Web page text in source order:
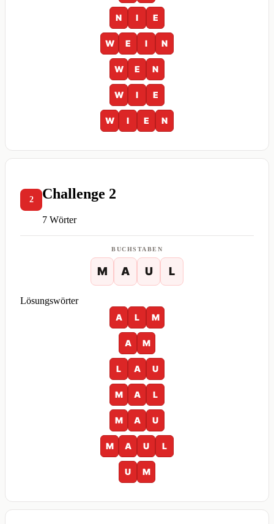
N I E
W E I N
W E N
W I E
W I E N
2 Challenge 2
7 Wörter
BUCHSTABEN
M A U L
Lösungswörter
A
L M
A M
L A U
M A L
M A U
M A U L
U M